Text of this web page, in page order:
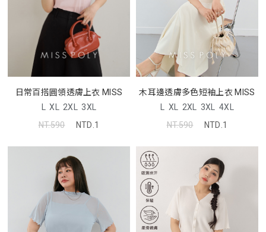
日常百搭圓領透膚上衣 MISS
L XL 2XL 3XL
NT.590
NTD.1
木耳邊透膚多色短袖上衣 MISS
L XL 2XL 3XL 4XL
NT.590
NTD.1